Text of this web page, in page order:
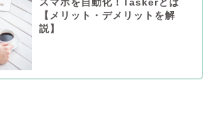
スマホを自動化！Taskerとは
【メリット・デメリットを解
説】